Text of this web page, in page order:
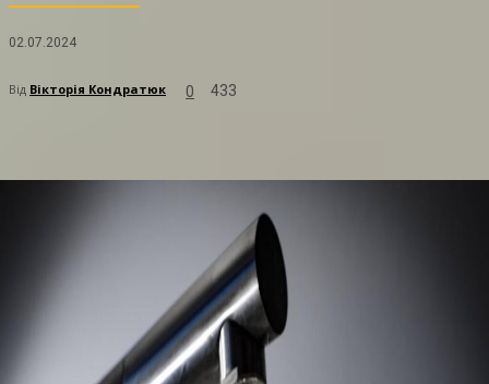
02.07.2024
Від Вікторія Кондратюк 0 433